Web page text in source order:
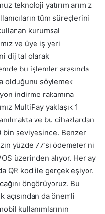
teknoloji yatırımlarımız
tüm süreçlerini
kurumsal
ve üye iş yeri
dijital olarak
bu işlemler arasında
olduğunu söylemek
indirme rakamına
MultiPay yaklaşık 1
ve bu cihazlardan
bin seviyesinde. Benzer
yüzde 77’si ödemelerini
üzerinden alıyor. Her ay
QR kod ile gerçekleşiyor.
öngörüyoruz. Bu
açısından da önemli
kullanımlarının